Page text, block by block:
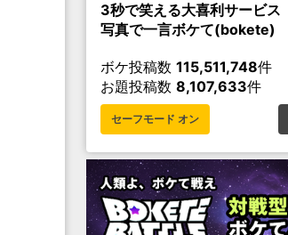
3秒で笑える大喜利サービス
写真で一言ボケて(bokete)
ボケ投稿数 115,511,748件
お題投稿数 8,107,633件
セーフモード オン